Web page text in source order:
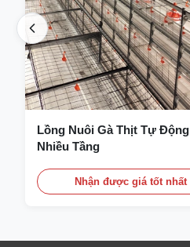
Lồng Nuôi Gà Thịt Tự Động
Nhiều Tầng
Nhận được giá tốt nhất